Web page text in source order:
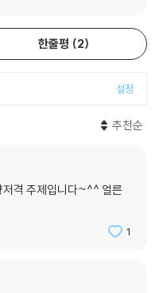
터, 눈에 보이지 않는 미세한
의 연대를 추정하는 기술 등, 과
많은 사실들을 알려주었다. 이
학적 발견들을 통해 모든 것이
이미지 등 우리가 추정하는
까? 저널리스트인 도미니크
문을 던지면, 천체물리학자 위
학자 이브 코팡이 답하는 이 책
한줄평 2
설정
추천순
격 주제입니다~^^ 얼른
1